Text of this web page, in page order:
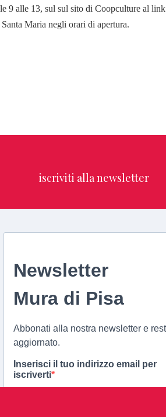
9 alle 13, sul sul sito di Coopculture al link
Maria negli orari di apertura.
iscriviti alla newsletter